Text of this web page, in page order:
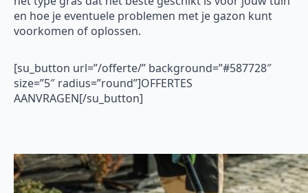
en hoe je eventuele problemen met je gazon kunt
voorkomen of oplossen.
[su_button url=”/offerte/” background=”#587728″
size=”5″ radius=”round”]OFFERTES
AANVRAGEN[/su_button]